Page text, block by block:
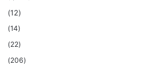
(12)
(14)
(22)
(206)